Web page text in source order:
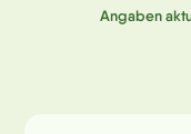
Angaben